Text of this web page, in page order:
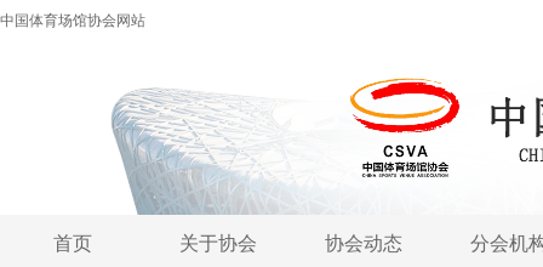
中国体育场馆协会网站
首页 关于协会 协会动态 分会机